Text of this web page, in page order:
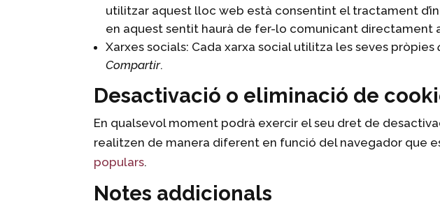
utilitzar aquest lloc web està consentint el tractament
en aquest sentit haurà de fer-lo comunicant directament
Xarxes socials: Cada xarxa social utilitza les seves pròpies
Compartir.
Desactivació o eliminació de
En qualsevol moment podrà exercir el seu dret de
realitzen de manera diferent en funció del navegador que
populars.
Notes addicionals